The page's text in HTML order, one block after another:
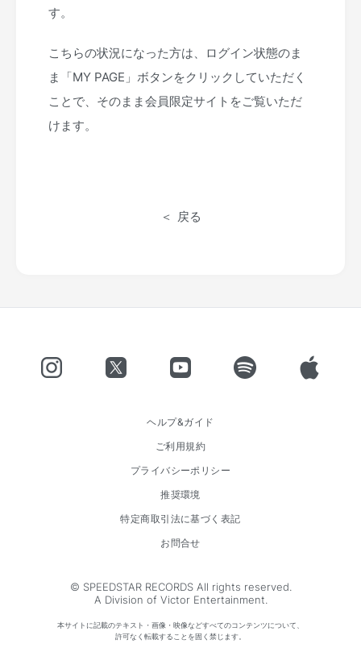
す。
こちらの状況になった方は、ログイン状態のま
ま「MY PAGE」ボタンをクリックしていただく
ことで、そのまま会員限定サイトをご覧いただ
けます。
戻る
ヘルプ&ガイド
ご利用規約
プライバシーポリシー
推奨環境
特定商取引法に基づく表記
お問合せ
© SPEEDSTAR RECORDS All rights reserved.
A Division of Victor Entertainment.
本サイトに記載のテキスト・画像・映像などすべてのコンテンツについて、
許可なく転載することを固く禁じます。